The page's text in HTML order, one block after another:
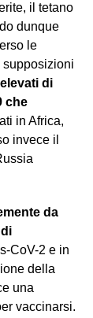
il tetano
dunque
le
di
che
in Africa,
invece il
da
CoV-2 e in
della
una
vaccinarsi.